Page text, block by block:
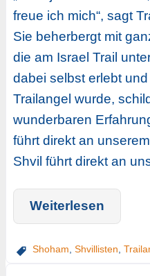
freue ich mich“, sagt
Sie beherbergt mit
die am Israel Trail
dabei selbst erlebt
Trailangel wurde,
wunderbaren
führt direkt an
Shvil führt direkt an
Weiterlesen
Shoham, Shvillisten,